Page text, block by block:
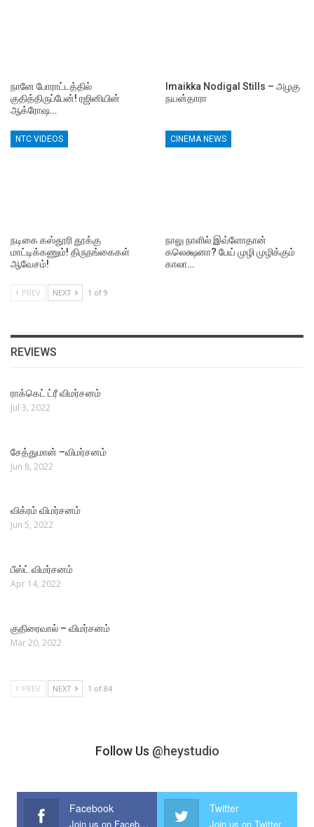
நானே போராட்டத்தில்
குதித்திருப்பேன்! ரஜினியின்
ஆக்ரோஷ…
Imaikka Nodigal Stills – அழகு
நயன்தாரா
NTC VIDEOS
நடிகை கஸ்தூரி தூக்கு
மாட்டிக்கணும்! திருநங்கைகள்
ஆவேசம்!
CINEMA NEWS
நாலு நாளில் இவ்ளோதான்
கலெக்ஷனா? பேய் முழி முழிக்கும்
காலா…
PREV NEXT 1 of 9
REVIEWS
ராக்கெட் ட்ரீ விமர்சனம்
Jul 3, 2022
சேத்துமான் –விமர்சனம்
Jun 8, 2022
விக்ரம் விமர்சனம்
Jun 5, 2022
பீஸ்ட் விமர்சனம்
Apr 14, 2022
குதிரைவால் – விமர்சனம்
Mar 20, 2022
PREV NEXT 1 of 84
Follow Us @heystudio
Facebook
Join us on Facebook
Twitter
Join us on Twitter